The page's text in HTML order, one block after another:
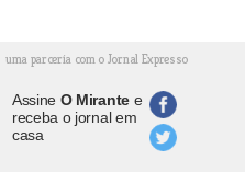
uma parceria com o Jornal Expresso
Assine O Mirantee
receba o jornal em
casa